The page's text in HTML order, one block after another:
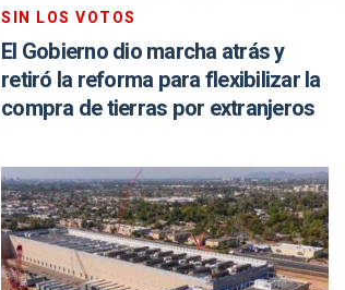
SIN LOS VOTOS
El Gobierno dio marcha atrás y
retiró la reforma para flexibilizar la
compra de tierras por extranjeros